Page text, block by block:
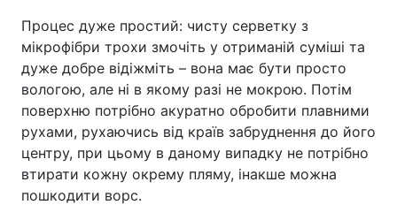
Процес дуже простий: чисту серветку з
мікрофібри трохи змочіть у отриманій суміші та
дуже добре відіжміть – вона має бути просто
вологою, але ні в якому разі не мокрою. Потім
поверхню потрібно акуратно обробити плавними
рухами, рухаючись від країв забруднення до його
центру, при цьому в даному випадку не потрібно
втирати кожну окрему пляму, інакше можна
пошкодити ворс.